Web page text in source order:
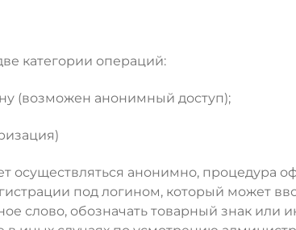
категории операций:
(возможен анонимный доступ);
осуществляться анонимно, процедура
под логином, который может
слово, обозначать товарный знак